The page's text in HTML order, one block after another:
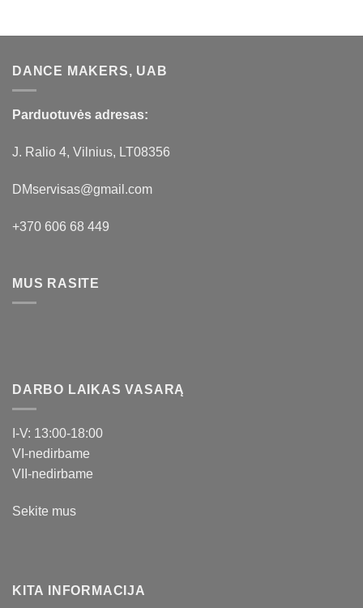
DANCE MAKERS, UAB
Parduotuvės adresas:
J. Ralio 4, Vilnius, LT08356
DMservisas@gmail.com
+370 606 68 449
MUS RASITE
DARBO LAIKAS VASARĄ
I-V: 13:00-18:00
VI-nedirbame
VII-nedirbame
Sekite mus
KITA INFORMACIJA